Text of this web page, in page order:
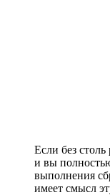
Если без
и вы
выполнения
имеет смысл